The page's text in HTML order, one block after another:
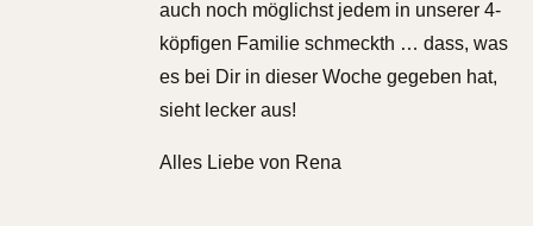
auch noch möglichst jedem in unserer 4-
köpfigen Familie schmeckth … dass, was
es bei Dir in dieser Woche gegeben hat,
sieht lecker aus!
Alles Liebe von Rena